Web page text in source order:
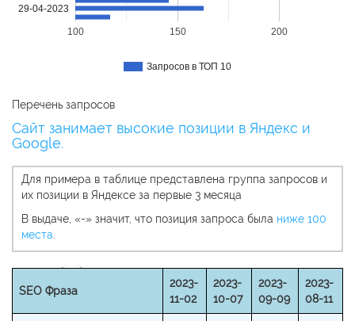
Запросов в ТОП 10
100 150 200
29-04-2023
Перечень запросов
Сайт занимает высокие позиции в Яндекс и
Google.
Для примера в таблице представлена группа запросов и
их позиции в Яндексе за первые 3 месяца
В выдаче, «-» значит, что позиция запроса была ниже 100
места.
SEO Фраза
2023-
11-02
2023-
10-07
2023-
09-09
2023-
08-11